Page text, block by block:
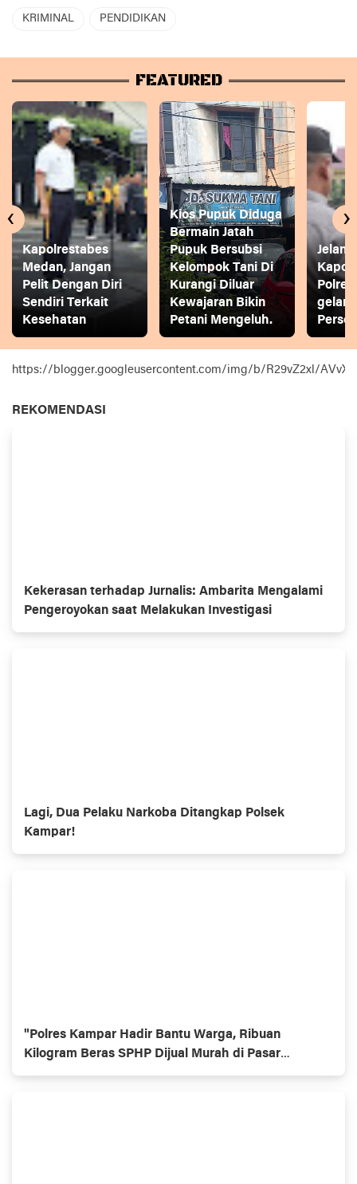
KRIMINAL PENDIDIKAN
FEATURED
Kapolrestabes
Medan, Jangan
Pelit Dengan Diri
Sendiri Terkait
Kesehatan
Kios Pupuk Diduga
Bermain Jatah
Pupuk Bersubsi
Kelompok Tani Di
Kurangi Diluar
Kewajaran Bikin
Petani Mengeluh.
gelar
‹ ›
https://blogger.googleusercontent.com/img/b/R29vZ2xl/
REKOMENDASI
Kekerasan terhadap Jurnalis: Ambarita Mengalami
Pengeroyokan saat Melakukan Investigasi
Lagi, Dua Pelaku Narkoba Ditangkap Polsek
Kampar!
"Polres Kampar Hadir Bantu Warga, Ribuan
Kilogram Beras SPHP Dijual Murah di Pasar
Ramayana Bangkinang dan Polsek Kampar!"